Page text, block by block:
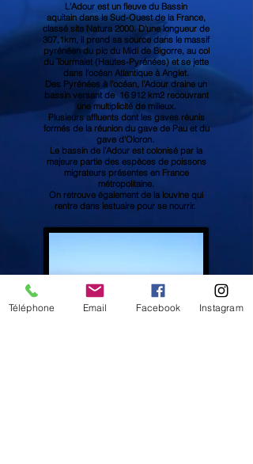
L'Adour est un fleuve du Bassin
aquitaindans le Sud-Ouest de la France,
classé site Natura 2000. D'une longueur de
307,1km, il prend sa source dans le massif
pyrénéen du pic du Midi de Bigorre, au col
du Tourmalet (Hautes-Pyrénées) et se jette
dans l'océan Atlantique àAnglet.
Des Pyrénées à l’océan, l’Adour draine un
bassin versant de 16 912 km2 recouvrant
une multiplicité de milieux.
Plusieurs affluents dont les gaves réunis
formés de la réunion du gave de Pau et du
gave d'Oloron.
Le bassin de l’Adour est colonisé par la
majeure partie des espèces de poissons
migrateurs présentes en France
métropolitaine.
On retrouve également de la louvine qui
rentre dans lestuaire pour se nourrir.
Téléphone Email Facebook Instagram